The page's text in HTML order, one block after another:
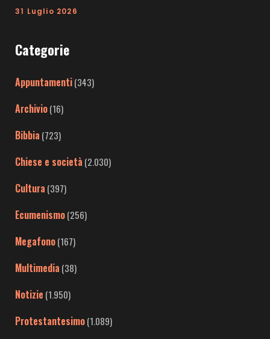
31 Luglio 2026
Categorie
Appuntamenti(343)
Archivio(16)
Bibbia (723)
Chiese e società (2.030)
Cultura (397)
Ecumenismo(256)
Megafono(167)
Multimedia (38)
Notizie (1.950)
Protestantesimo(1.089)